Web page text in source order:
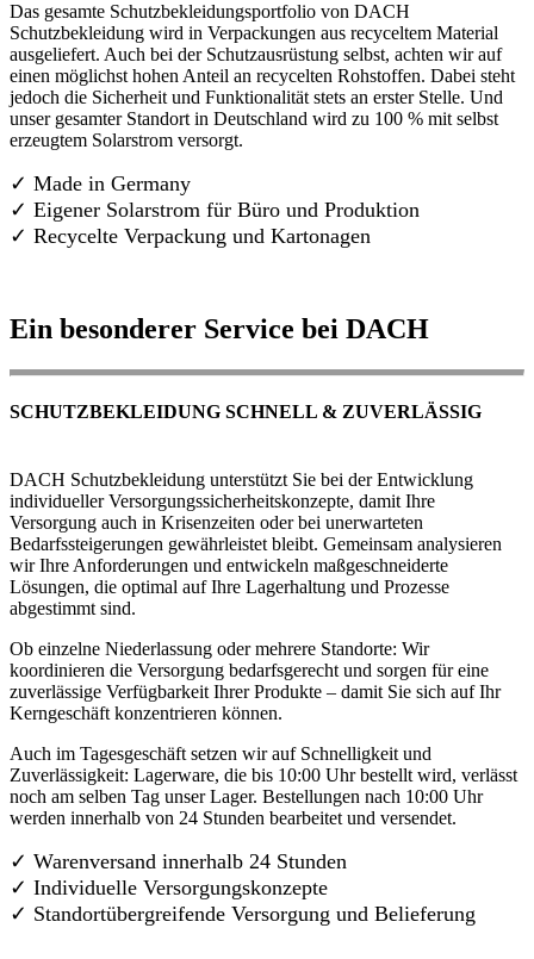
Das gesamte Schutzbekleidungsportfolio von DACH
Schutzbekleidung wird in Verpackungen aus recyceltem Material
ausgeliefert. Auch bei der Schutzausrüstung selbst, achten wir auf
einen möglichst hohen Anteil an recycelten Rohstoffen. Dabei steht
jedoch die Sicherheit und Funktionalität stets an erster Stelle. Und
unser gesamter Standort in Deutschland wird zu 100 % mit selbst
erzeugtem Solarstrom versorgt.
✓ Made in Germany
✓ Eigener Solarstrom für Büro und Produktion
✓ Recycelte Verpackung und Kartonagen
Ein besonderer Service bei DACH
SCHUTZBEKLEIDUNG SCHNELL & ZUVERLÄSSIG
DACH Schutzbekleidung unterstützt Sie bei der Entwicklung
individueller Versorgungssicherheitskonzepte, damit Ihre
Versorgung auch in Krisenzeiten oder bei unerwarteten
Bedarfssteigerungen gewährleistet bleibt. Gemeinsam analysieren
wir Ihre Anforderungen und entwickeln maßgeschneiderte
Lösungen, die optimal auf Ihre Lagerhaltung und Prozesse
abgestimmt sind.
Ob einzelne Niederlassung oder mehrere Standorte: Wir
koordinieren die Versorgung bedarfsgerecht und sorgen für eine
zuverlässige Verfügbarkeit Ihrer Produkte – damit Sie sich auf Ihr
Kerngeschäft konzentrieren können.
Auch im Tagesgeschäft setzen wir auf Schnelligkeit und
Zuverlässigkeit: Lagerware, die bis 10:00 Uhr bestellt wird, verlässt
noch am selben Tag unser Lager. Bestellungen nach 10:00 Uhr
werden innerhalb von 24 Stunden bearbeitet und versendet.
✓ Warenversand innerhalb 24 Stunden
✓ Individuelle Versorgungskonzepte
✓ Standortübergreifende Versorgung und Belieferung